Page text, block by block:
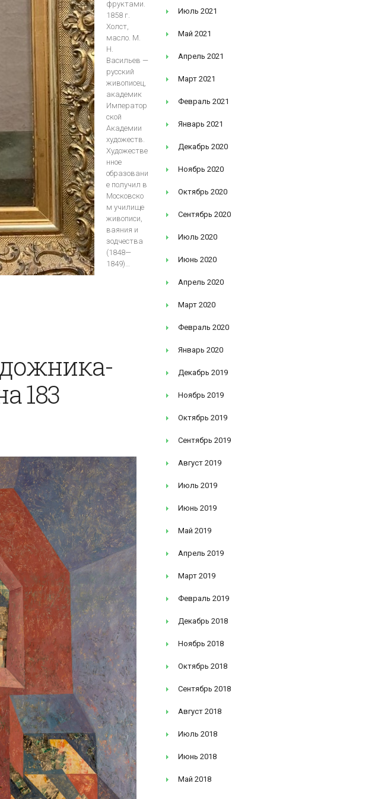
фруктами.
1858 г.
Холст,
масло. М.
Н.
Васильев —
русский
живописец,
академик
Император
ской
Академии
художеств.
Художестве
нное
образовани
е получил в
Московско
м училище
живописи,
ваяния и
зодчества
(1848—
1849)…
183
Июль 2021
Май 2021
Апрель 2021
Март 2021
Февраль 2021
Январь 2021
Декабрь 2020
Ноябрь 2020
Октябрь 2020
Сентябрь 2020
Июль 2020
Июнь 2020
Апрель 2020
Март 2020
Февраль 2020
Январь 2020
Декабрь 2019
Ноябрь 2019
Октябрь 2019
Сентябрь 2019
Август 2019
Июль 2019
Июнь 2019
Май 2019
Апрель 2019
Март 2019
Февраль 2019
Декабрь 2018
Ноябрь 2018
Октябрь 2018
Сентябрь 2018
Август 2018
Июль 2018
Июнь 2018
Май 2018